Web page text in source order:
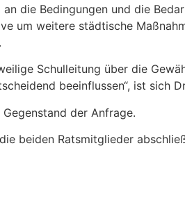
die Bedingungen und die
um weitere städtische
Schulleitung über die
beeinflussen“, ist sich
der Anfrage.
beiden Ratsmitglieder